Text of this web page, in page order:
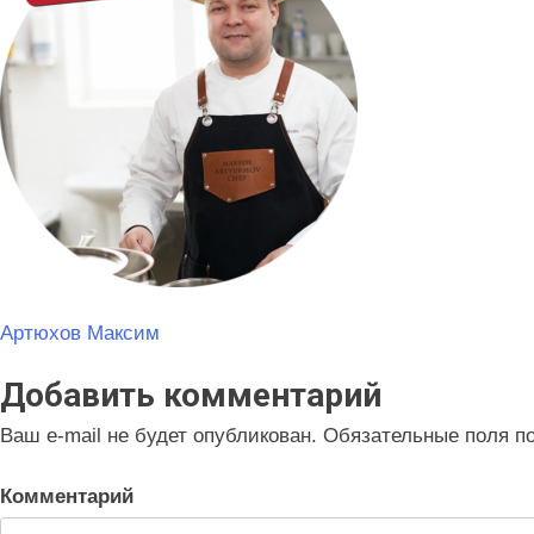
Навигация
по
записям
Артюхов Максим
Добавить комментарий
Ваш e-mail не будет опубликован. Обязательные поля
Комментарий